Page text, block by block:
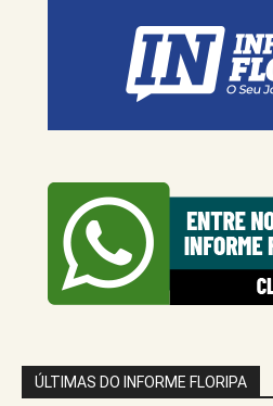
ÚLTIMAS DO INFORME FLORIPA